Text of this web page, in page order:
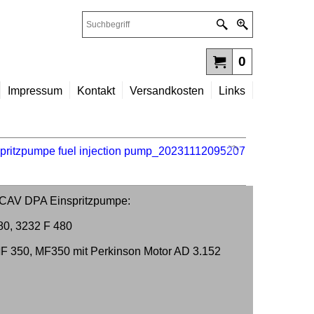
0
Impressum Kontakt Versandkosten Links
DPA Einspritzpumpe:
3232 F 480
350, MF350 mit Perkinson Motor AD 3.152